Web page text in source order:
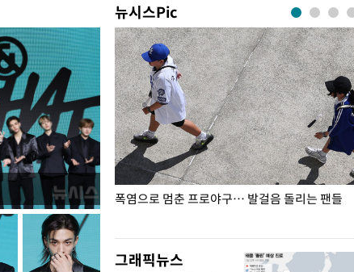
뉴시스Pic
화상 카메라에 담긴 폭염으로 멈춘 프로야구… 발걸음 돌리는 팬들
그래픽뉴스